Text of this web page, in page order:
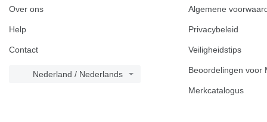
Over ons
Help
Contact
Nederland / Nederlands
Algemene
Privacybeleid
Veiligheidstips
Beoordelingen voor
Merkcatalogus